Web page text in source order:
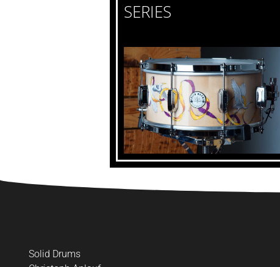
SERIES
Solid Drums